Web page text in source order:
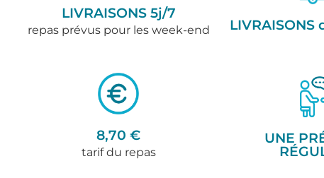
LIVRAISONS 5j/7
repas prévus pour les week-end LIVRAISONS
8,70 €
tarif du repas
UNE